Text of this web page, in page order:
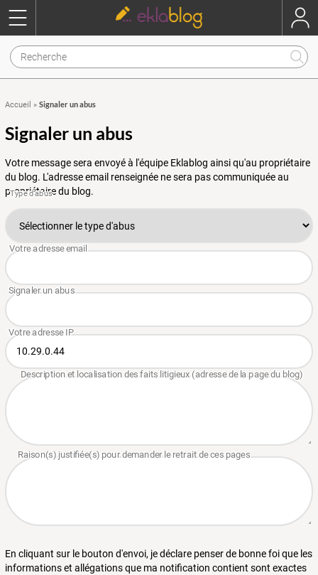
Accueil » Signaler un abus
Signaler un abus
Votre message sera envoyé à l'équipe Eklablog ainsi qu'au propriétaire
du blog. L'adresse email renseignée ne sera pas communiquée au
propriétaire du blog.
En cliquant sur le bouton d'envoi, je déclare penser de bonne foi que les
informations et allégations que ma notification contient sont exactes